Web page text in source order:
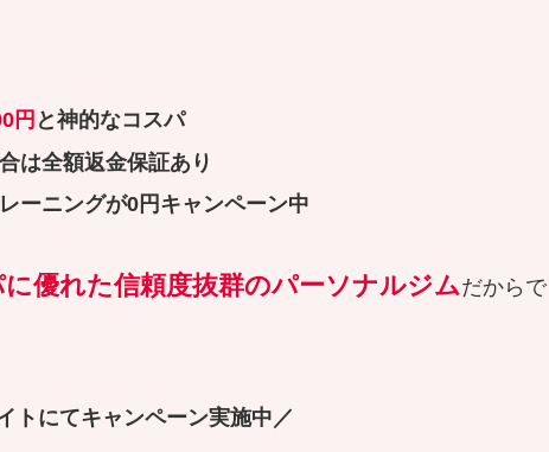
円 と神的なコスパ
は全額返金保証あり
ーニングが0円キャンペーン中
優れた信頼度抜群のパーソナルジムだからで
トにてキャンペーン実施中／